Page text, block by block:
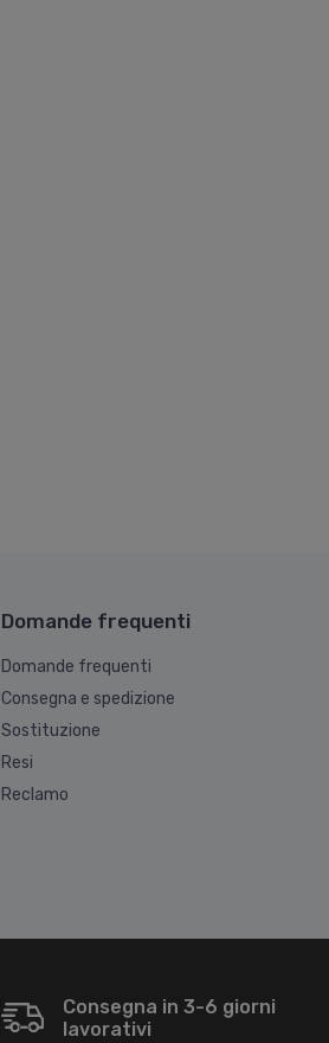
Domande frequenti
Domande frequenti
Consegna e spedizione
Sostituzione
Resi
Reclamo
Consegna in 3-6 giorni
lavorativi